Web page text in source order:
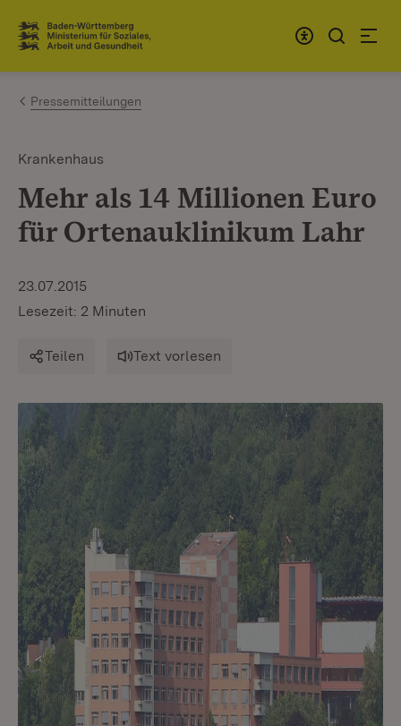
Zum Inhalt springen
Link zur Startseite
Pressemitteilungen
Krankenhaus
Mehr als 14 Millionen Euro
für Ortenauklinikum Lahr
23.07.2015
Lesezeit: 2 Minuten
Teilen Text vorlesen